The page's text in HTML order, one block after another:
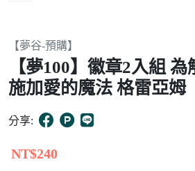
Item
of
2
【夢谷-預購】
【夢100】徽章2入組
施加愛的魔法 格雷亞姆
分享:
NT$240